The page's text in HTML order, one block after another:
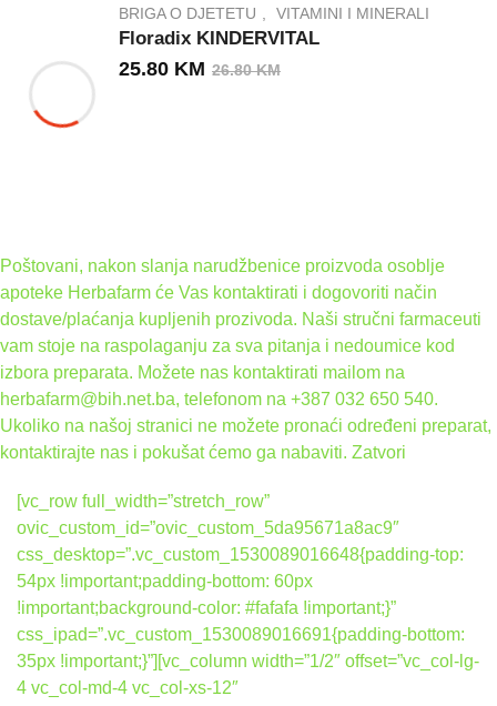
BRIGA O DJETETU VITAMINI I MINERALI
Floradix KINDERVITAL
26.80KM
25.80 KM
Poštovani, nakon slanja narudžbenice proizvoda osoblje
apoteke Herbafarm će Vas kontaktirati i dogovoriti način
dostave/plaćanja kupljenih prozivoda. Naši stručni farmaceuti
vam stoje na raspolaganju za sva pitanja i nedoumice kod
izbora preparata. Možete nas kontaktirati mailom na
herbafarm@bih.net.ba, telefonom na +387 032 650 540.
Ukoliko na našoj stranici ne možete pronaći određeni preparat,
kontaktirajte nas i pokušat ćemo ga nabaviti. Zatvori
[vc_row full_width=”stretch_row”
ovic_custom_id=”ovic_custom_5da95671a8ac9″
css_desktop=”.vc_custom_1530089016648{padding-top:
54px !important;padding-bottom: 60px
!important;background-color: #fafafa !important;}”
css_ipad=”.vc_custom_1530089016691{padding-bottom:
35px !important;}”][vc_column width=”1/2″ offset=”vc_col-lg-
4 vc_col-md-4 vc_col-xs-12″